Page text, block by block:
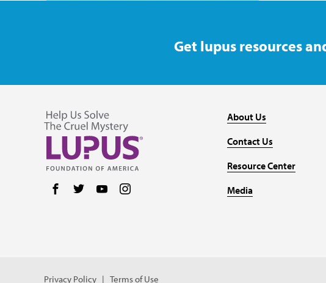
Get lupus resources
Follow us on Facebook
Follow us on Twitter
Follow us on YouTube
Follow us on Instagram
About Us
Contact Us
Resource Center
Media
Privacy Policy Terms of Use